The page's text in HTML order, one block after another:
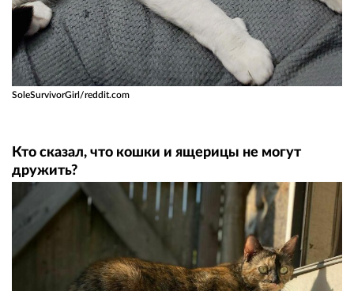
SoleSurvivorGirl/reddit.com
Кто сказал, что кошки и ящерицы не могут
дружить?